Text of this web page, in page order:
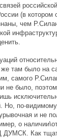
(в котором
чем
там было на
самого
не было,
Но, по-
и не
о
ДУМСК. Как